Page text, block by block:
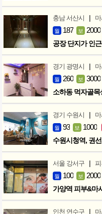
충남 서산시 |
월 187 보 2000
공장 단지가 인
경기 광명시 |
월 260 보 3000
소하동 먹자골
경기 수원시 |
월 93 보 1000
수원시청역, 권
서울 강서구 |
월 100 보 2000
가양역 피부&마
인천 연수구 |